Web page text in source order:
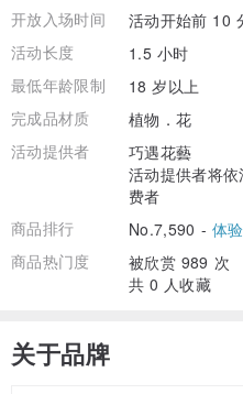
开放入场时间
活动开始前 10
活动长度
1.5 小时
最低年龄限制
18 岁以上
完成品材质
植物．花
活动提供者
巧遇花藝
活动提供者将
费者
商品排行
No.7,590 - 体
商品热门度
被欣赏 989 次
共 0 人收藏
关于品牌